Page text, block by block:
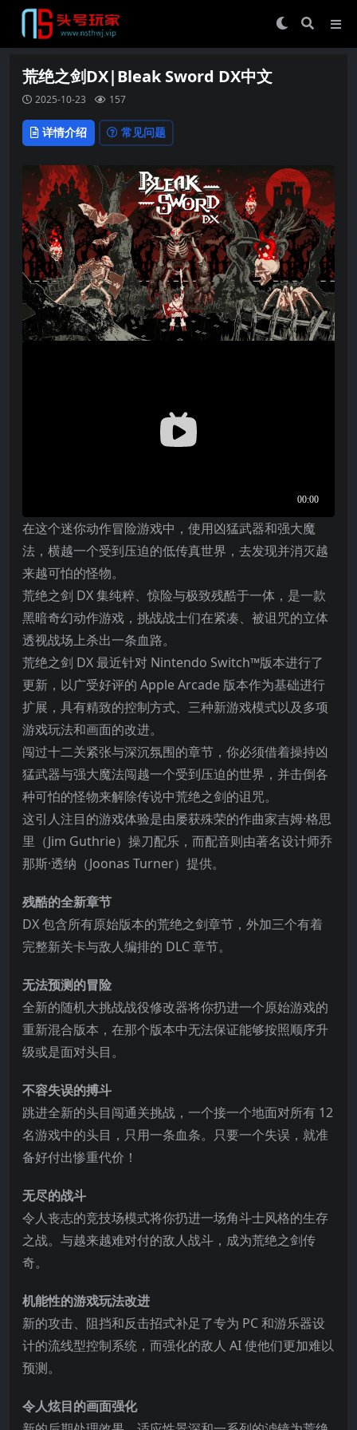
荒绝之剑DX|Bleak Sword DX中文
2025-10-23 157
详情介绍 常见问题
在这个迷你动作冒险游戏中，使用凶猛武器和强大魔
法，横越一个受到压迫的低传真世界，去发现并消灭越
来越可怕的怪物。
荒绝之剑 DX 集纯粹、惊险与极致残酷于一体，是一款
黑暗奇幻动作游戏，挑战战士们在紧凑、被诅咒的立体
透视战场上杀出一条血路。
荒绝之剑 DX 最近针对 Nintendo Switch™版本进行了
更新，以广受好评的 Apple Arcade 版本作为基础进行
扩展，具有精致的控制方式、三种新游戏模式以及多项
游戏玩法和画面的改进。
闯过十二关紧张与深沉氛围的章节，你必须借着操持凶
猛武器与强大魔法闯越一个受到压迫的世界，并击倒各
种可怕的怪物来解除传说中荒绝之剑的诅咒。
这引人注目的游戏体验是由屡获殊荣的作曲家吉姆·格思
里（Jim Guthrie）操刀配乐，而配音则由著名设计师乔
那斯·透纳（Joonas Turner）提供。
残酷的全新章节
DX 包含所有原始版本的荒绝之剑章节，外加三个有着
完整新关卡与敌人编排的 DLC 章节。
无法预测的冒险
全新的随机大挑战战役修改器将你扔进一个原始游戏的
重新混合版本，在那个版本中无法保证能够按照顺序升
级或是面对头目。
不容失误的搏斗
跳进全新的头目闯通关挑战，一个接一个地面对所有 12
名游戏中的头目，只用一条血条。只要一个失误，就准
备好付出惨重代价！
无尽的战斗
令人丧志的竞技场模式将你扔进一场角斗士风格的生存
之战。与越来越难对付的敌人战斗，成为荒绝之剑传
奇。
机能性的游戏玩法改进
新的攻击、阻挡和反击招式补足了专为 PC 和游乐器设
计的流线型控制系统，而强化的敌人 AI 使他们更加难以
预测。
令人炫目的画面强化